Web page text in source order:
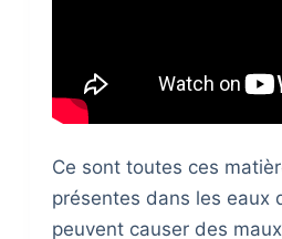
Ce sont toutes ces
présentes dans les eaux
peuvent causer des